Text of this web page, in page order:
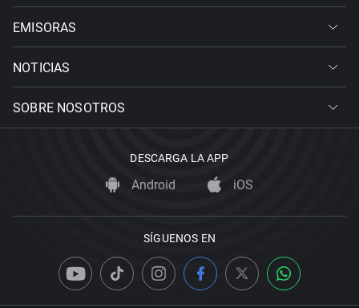
EMISORAS
NOTICIAS
SOBRE NOSOTROS
DESCARGA LA APP
Android iOS
SÍGUENOS EN